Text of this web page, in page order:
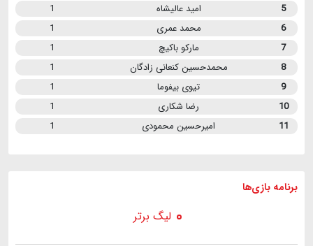
5
امید عالیشاه
1
6
محمد عمری
1
7
مارکو باکیچ
1
8
محمدحسین کنعانی زادگان
1
9
تیوی بیفوما
1
10
رضا شکاری
1
11
امیرحسین محمودی 1
برنامه بازی ها
لیگ برتر